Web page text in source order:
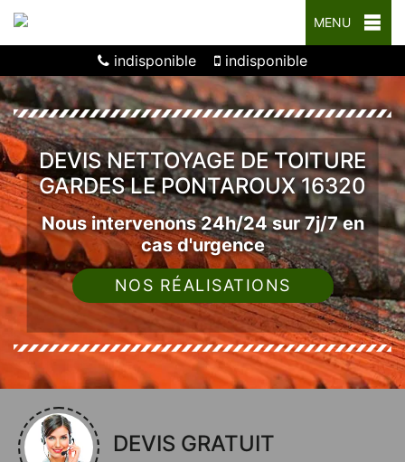
MENU
indisponible indisponible
DEVIS NETTOYAGE DE TOITURE
GARDES LE PONTAROUX 16320
Nous intervenons 24h/24 sur 7j/7 en
cas d'urgence
NOS RÉALISATIONS
DEVIS GRATUIT